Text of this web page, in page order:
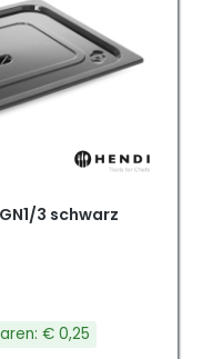
3 schwarz
€ 0,25